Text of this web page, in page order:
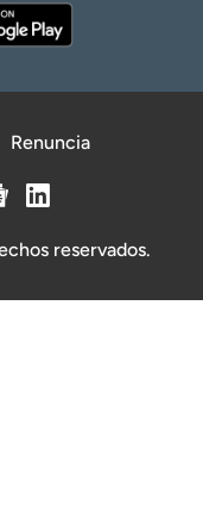
Renuncia
reservados.